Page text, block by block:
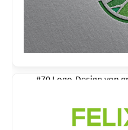
#70 Logo-Design von